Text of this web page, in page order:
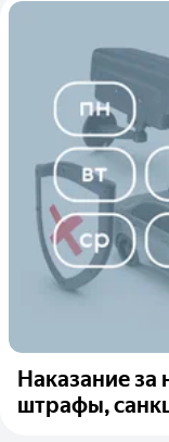
Наказание за
штрафы,